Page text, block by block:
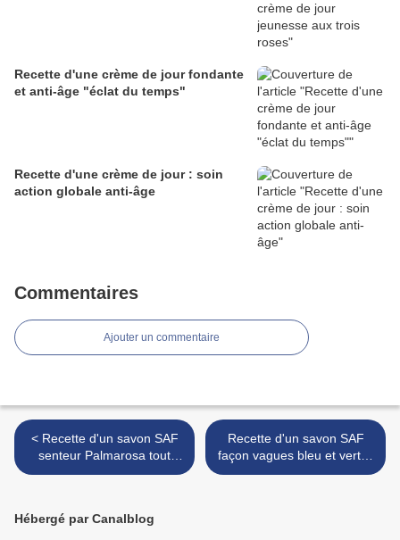
Recette d'une crème de jour fondante
et anti-âge "éclat du temps"
Recette d'une crème de jour : soin
action globale anti-âge
Commentaires
Ajouter un commentaire
< Recette d'un savon SAF
senteur Palmarosa tout
doux au marbrage larmes
Recette d'un savon SAF
façon vagues bleu et vertes
à la menthe poivrée >
Hébergé par Canalblog